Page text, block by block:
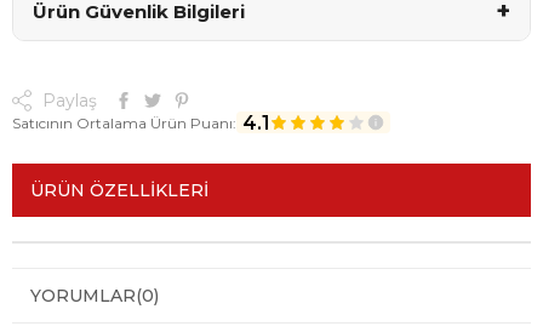
Ürün Güvenlik Bilgileri +
Paylaş
Satıcının Ortalama Ürün Puanı: 4.1
ÜRÜN ÖZELLIKLERI
YORUMLAR(0)